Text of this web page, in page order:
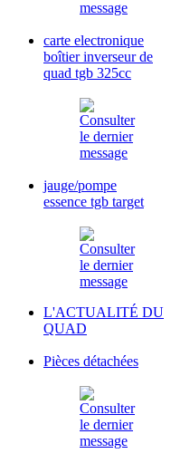
carte electronique
boîtier inverseur de
quad tgb 325cc
jauge/pompe
essence tgb target
L'ACTUALITÉ DU
QUAD
Pièces détachées